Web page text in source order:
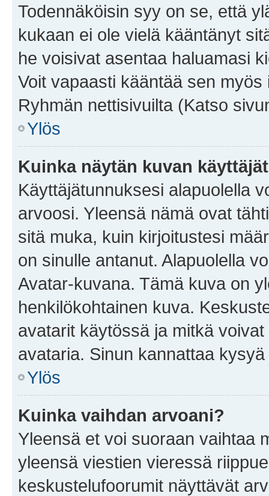
Todennäköisin syy on se, että
kukaan ei ole vielä kääntänyt
he voisivat asentaa haluamasi
Voit vapaasti kääntää sen
Ryhmän nettisivuilta (Katso
Ylös
Kuinka näytän kuvan
Käyttäjätunnuksesi alapuolella
arvoosi. Yleensä nämä ovat
sitä muka, kuin kirjoitustesi
on sinulle antanut. Alapuolella
Avatar-kuvana. Tämä kuva on
henkilökohtainen kuva.
avatarit käytössä ja mitkä
avataria. Sinun kannattaa
Ylös
Kuinka vaihdan arvoani?
Yleensä et voi suoraan vaihtaa
yleensä viestien vieressä
keskustelufoorumit näyttävät